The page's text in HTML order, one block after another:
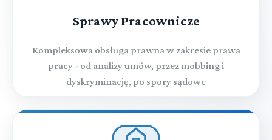
Sprawy Pracownicze
Kompleksowa obsługa prawna w zakresie prawa
pracy - od analizy umów, przez mobbing i
dyskryminację, po spory sądowe